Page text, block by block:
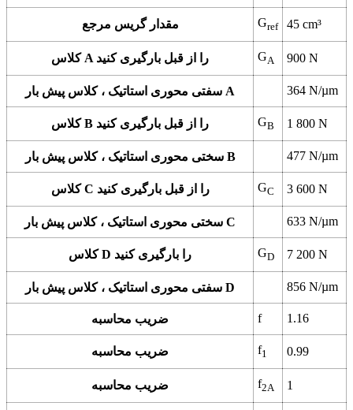
مقدار گریس مرجع Gref 45 cm³
کلاس A را از قبل بارگیری کنید GA 900 N
سفتی محوری استاتیک ، کلاس پیش بار A 364 N/µm
کلاس B را از قبل بارگیری کنید GB 1 800 N
سختی محوری استاتیک ، کلاس پیش بار B 477 N/µm
کلاس C را از قبل بارگیری کنید GC 3 600 N
سختی محوری استاتیک ، کلاس پیش بار C 633 N/µm
کلاس D را بارگیری کنید GD 7 200 N
سفتی محوری استاتیک ، کلاس پیش بار D 856 N/µm
ضریب محاسبه f 1.16
ضریب محاسبه f1 0.99
ضریب محاسبه f2A 1